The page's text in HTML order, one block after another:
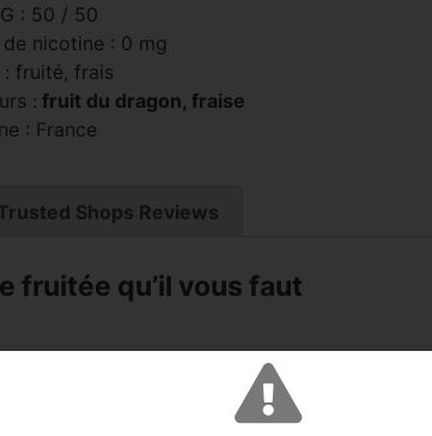
: 50 / 50
de nicotine : 0 mg
: fruité, frais
: fruit du dragon, fraise
: France
Shops Reviews
fruitée qu’il vous faut